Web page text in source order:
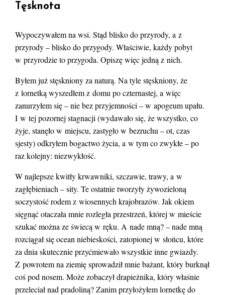
Tęsknota
Wypoczywałem na wsi. Stąd blisko do przyrody, a z
przyrody – blisko do przygody. Właściwie, każdy pobyt
w przyrodzie to przygoda. Opiszę więc jedną z nich.
Byłem już stęskniony za naturą. Na tyle stęskniony, że
z lornetką wyszedłem z domu po czternastej, a więc
zanurzyłem się – nie bez przyjemności – w apogeum upału.
I w tej pozornej stagnacji (wydawało się, że wszystko, co
żyje, stanęło w miejscu, zastygło w bezruchu – ot, czas
sjesty) odkryłem bogactwo życia, a w tym co zwykłe – po
raz kolejny: niezwykłość.
W najlepsze kwitły krwawniki, szczawie, trawy, a w
zagłębieniach – sity. Te ostatnie tworzyły żywozieloną
soczystość rodem z wiosennych krajobrazów. Jak okiem
sięgnąć otaczała mnie rozległa przestrzeń, której w mieście
szukać można ze świecą w ręku. A nade mną? – nade mną
rozciągał się ocean niebieskości, zatopionej w słońcu, które
za dnia skutecznie przyćmiewało wszystkie inne gwiazdy.
Z powrotem na ziemię sprowadził mnie bażant, który burknął
coś pod nosem. Może zobaczył drapieżnika, który właśnie
przeleciał nad pradoliną? Zanim przyłożyłem lornetkę do